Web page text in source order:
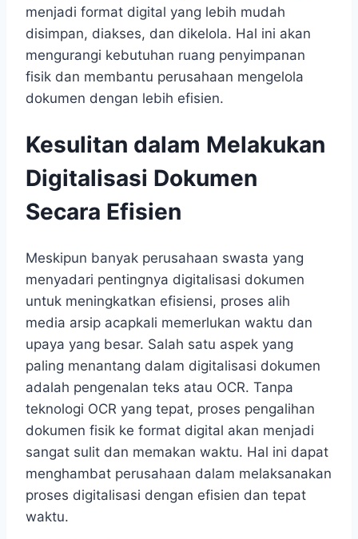
menjadi format digital yang lebih mudah
disimpan, diakses, dan dikelola. Hal ini akan
mengurangi kebutuhan ruang penyimpanan
fisik dan membantu perusahaan mengelola
dokumen dengan lebih efisien.
Kesulitan dalam Melakukan
Digitalisasi Dokumen
Secara Efisien
Meskipun banyak perusahaan swasta yang
menyadari pentingnya digitalisasi dokumen
untuk meningkatkan efisiensi, proses alih
media arsip acapkali memerlukan waktu dan
upaya yang besar. Salah satu aspek yang
paling menantang dalam digitalisasi dokumen
adalah pengenalan teks atau OCR. Tanpa
teknologi OCR yang tepat, proses pengalihan
dokumen fisik ke format digital akan menjadi
sangat sulit dan memakan waktu. Hal ini dapat
menghambat perusahaan dalam melaksanakan
proses digitalisasi dengan efisien dan tepat
waktu.